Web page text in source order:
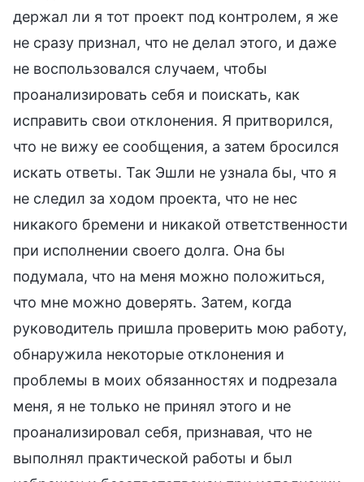
держал ли я тот проект под контролем, я же
не сразу признал, что не делал этого, и даже
не воспользовался случаем, чтобы
проанализировать себя и поискать, как
исправить свои отклонения. Я притворился,
что не вижу ее сообщения, а затем бросился
искать ответы. Так Эшли не узнала бы, что я
не следил за ходом проекта, что не нес
никакого бремени и никакой ответственности
при исполнении своего долга. Она бы
подумала, что на меня можно положиться,
что мне можно доверять. Затем, когда
руководитель пришла проверить мою работу,
обнаружила некоторые отклонения и
проблемы в моих обязанностях и подрезала
меня, я не только не принял этого и не
проанализировал себя, признавая, что не
выполнял практической работы и был